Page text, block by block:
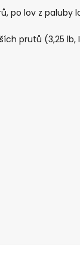
po lov z
prutů (3,25 lb,